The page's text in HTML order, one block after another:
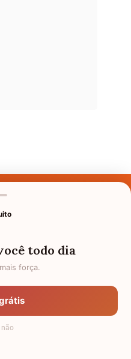
Mundo
Uso
todo dia
força.